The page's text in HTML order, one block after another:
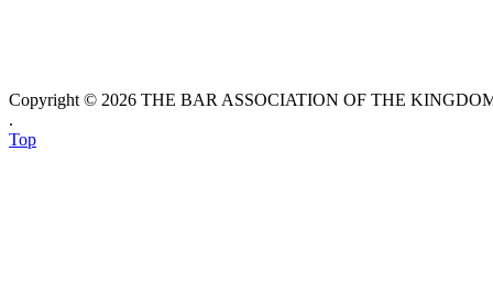
Copyright © 2026 THE BAR ASSOCIATION OF THE
.
Top